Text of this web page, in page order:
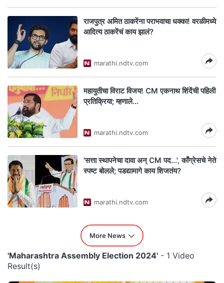
राजपुत्र अमित ठाकरेंना पराभवाचा धक्का! वरळीमध्ये
आदित्य ठाकरेंचं काय झालं?
marathi.ndtv.com
महायुतीचा विराट विजय! CM एकनाथ शिंदेंची पहिली
प्रतिक्रिया; म्हणाले...
marathi.ndtv.com
'सत्ता स्थापनेचा दावा अन् CM पद...', काँग्रेसचे नेते
स्पष्ट बोलले; पडद्यामागे काय शिजतंय?
marathi.ndtv.com
More News
'Maharashtra Assembly Election 2024' - 1 Video
Result(s)